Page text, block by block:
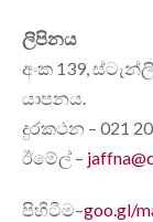
ලිපිනය
අංක 139, ස්ටැන්ලි
යාපනය.
දුරකථන – 021
ඊමේල් –
පිහිටීම–goo.gl/